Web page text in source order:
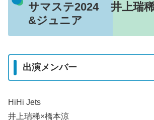
サマステ2024 井上瑞
&ジュニア
出演メンバー
HiHi Jets
井上瑞稀×橋本涼